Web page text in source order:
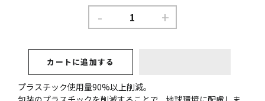
- +
カートに追加する
プラスチック使用量90%以上削減。